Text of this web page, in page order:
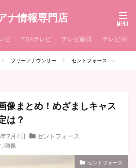
ナ情報専門店
ビ TBSテレビ テレビ朝日 テレビ東京
フリーアナウンサー セントフォース
像まとめ！めざましキャス
は？
7月4日
セントフォース
, 画像
セントフォース